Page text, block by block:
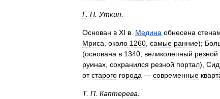
Г. Н Уткин
Основан в XI в Медина обнесена
Мриса около 1260 самые ранние);
(основана в 1340 великолепный резной
руинах сохранился резной портал),
от старого города — современные
Т. П Каптерева